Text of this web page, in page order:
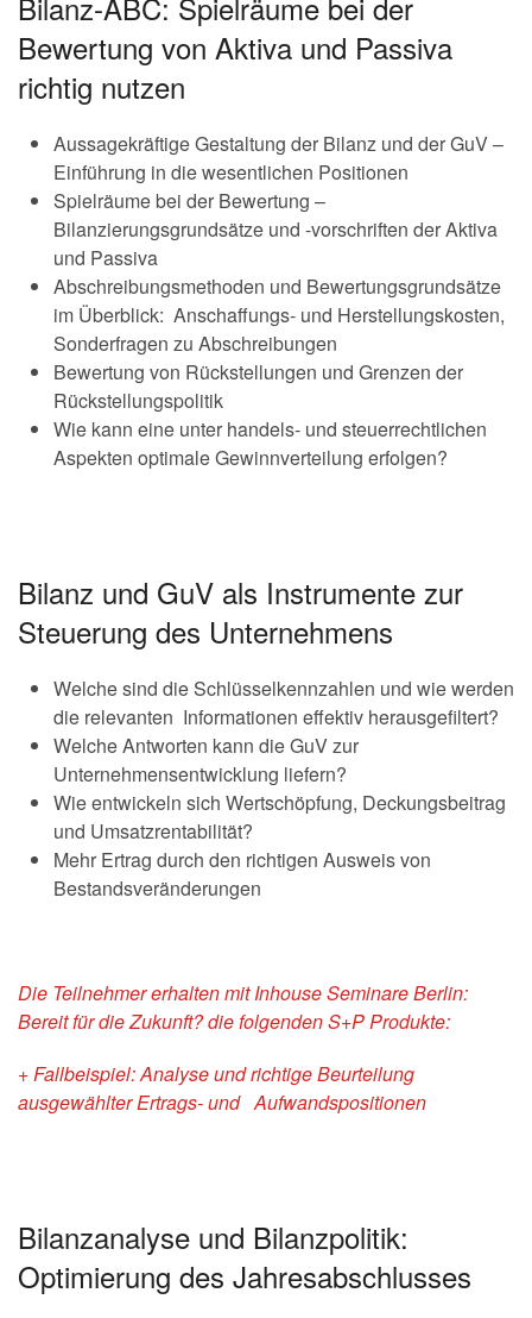
Bewertung von Aktiva und Passiva
richtig nutzen
Aussagekräftige Gestaltung der Bilanz und der GuV –
Einführung in die wesentlichen Positionen
Spielräume bei der Bewertung –
Bilanzierungsgrundsätze und -vorschriften der Aktiva
und Passiva
Abschreibungsmethoden und Bewertungsgrundsätze
im Überblick: Anschaffungs- und Herstellungskosten,
Sonderfragen zu Abschreibungen
Bewertung von Rückstellungen und Grenzen der
Rückstellungspolitik
Wie kann eine unter handels- und steuerrechtlichen
Aspekten optimale Gewinnverteilung erfolgen?
Bilanz und GuV als Instrumente zur
Steuerung des Unternehmens
Welche sind die Schlüsselkennzahlen und wie werden
die relevanten Informationen effektiv herausgefiltert?
Welche Antworten kann die GuV zur
Unternehmensentwicklung liefern?
Wie entwickeln sich Wertschöpfung, Deckungsbeitrag
und Umsatzrentabilität?
Mehr Ertrag durch den richtigen Ausweis von
Bestandsveränderungen
Die Teilnehmer erhalten mit Inhouse Seminare Berlin:
Bereit für die Zukunft? die folgenden S+P Produkte:
+ Fallbeispiel: Analyse und richtige Beurteilung
ausgewählter Ertrags- und Aufwandspositionen
Bilanzanalyse und Bilanzpolitik:
Optimierung des Jahresabschlusses